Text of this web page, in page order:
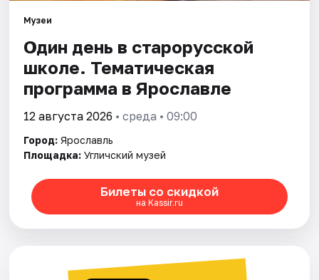
Музеи
Один день в старорусской
школе. Тематическая
программа в Ярославле
12 августа 2026 • среда • 09:00
Город: Ярославль
Площадка: Угличский музей
Билеты со скидкой
на Kassir.ru